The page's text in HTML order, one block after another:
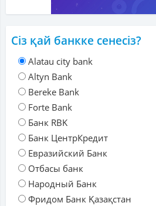
Сіз қай банкке сенесіз?
Alatau city bank
Altyn Bank
Bereke Bank
Forte Bank
Банк RBK
Банк ЦентрКредит
Евразийский Банк
Отбасы банк
Народный Банк
Фридом Банк Қазақстан